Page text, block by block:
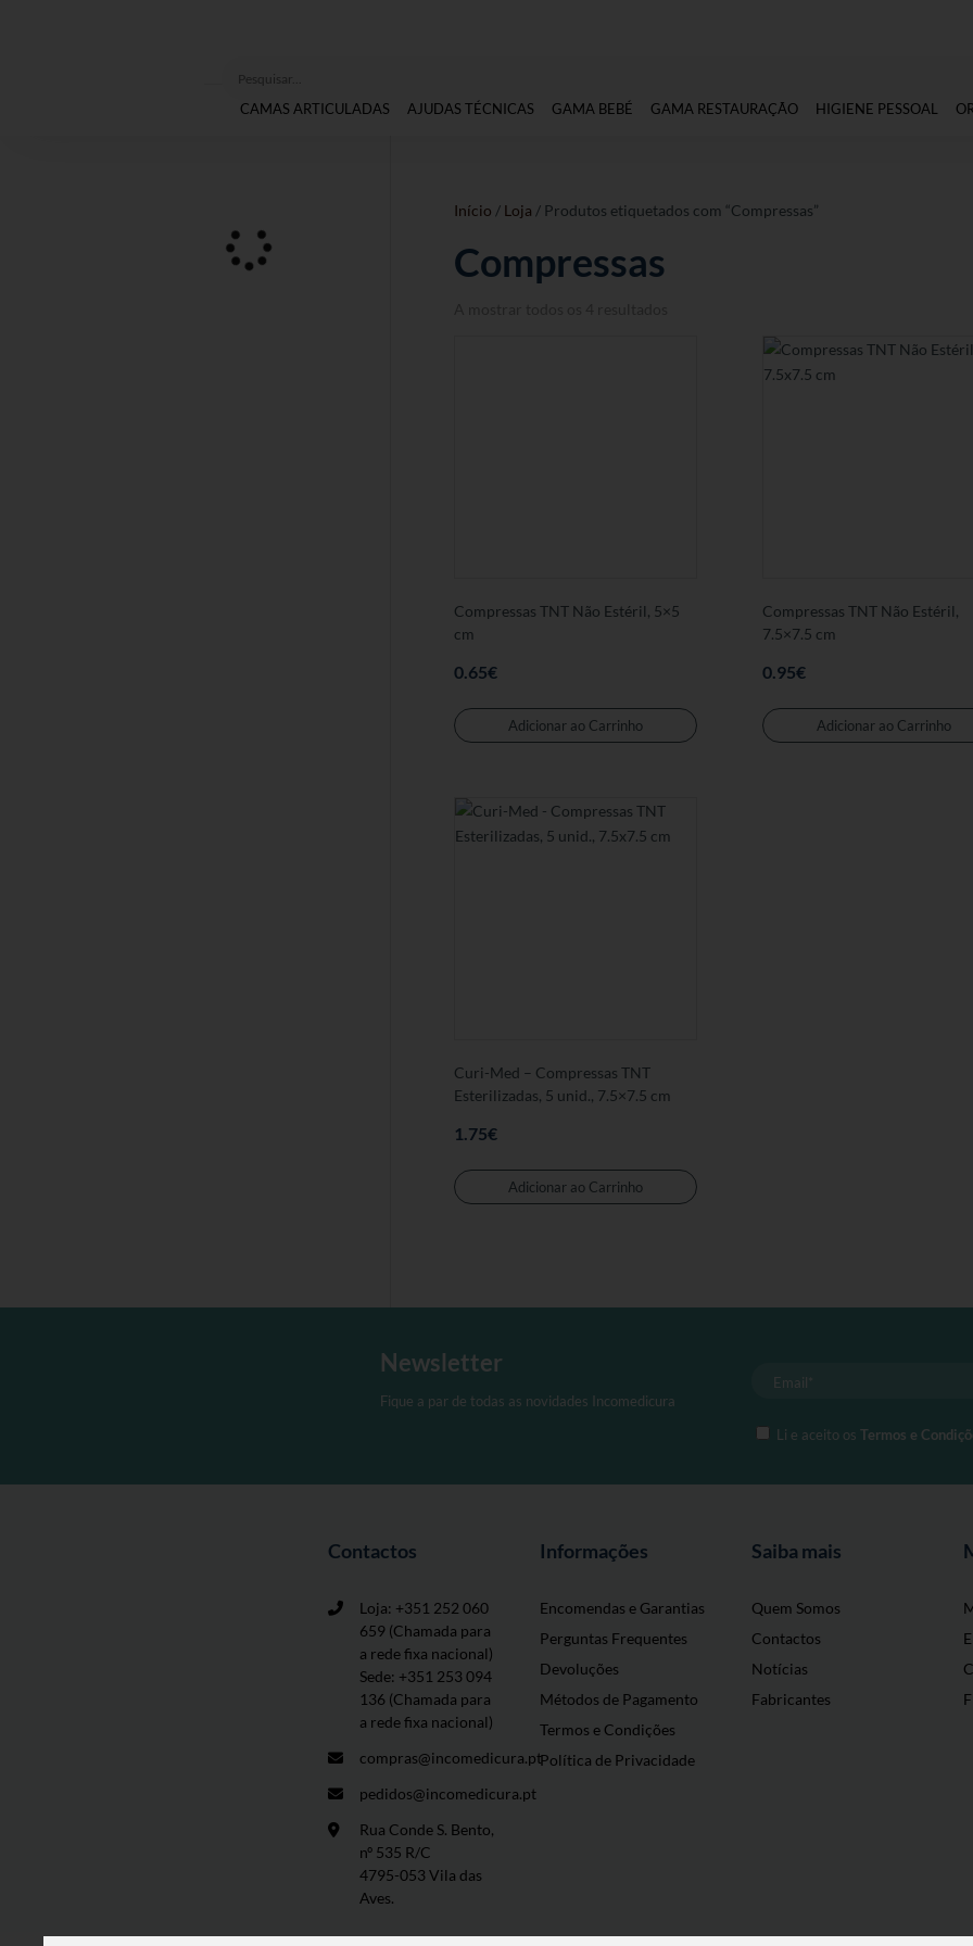
CAMAS ARTICULADAS AJUDAS TÉCNICAS GAMA BEBÉ GAMA RESTAURAÇÃO HIGIENE PESSOAL
Início / Loja / Produtos etiquetados com “Compressas”
Compressas
Compressas TNT Não Estéril, 5×5
cm
0.65€
Adicionar ao Carrinho
Compressas TNT Não Estéril,
7.5×7.5 cm
0.95€
Adicionar ao Carrinho
Curi-Med – Compressas TNT
Esterilizadas, 5 unid., 7.5×7.5 cm
1.75€
Adicionar ao Carrinho
Newsletter
Fique a par de todas as novidades Incomedicura
Li e aceito osTermos e
Contactos
Loja: +351 252 060
659 (Chamada para
a rede fixa nacional)
Sede: +351 253 094
136 (Chamada para
a rede fixa nacional)
compras@incomedicura.pt
pedidos@incomedicura.pt
Rua Conde S. Bento,
nº 535 R/C
4795-053 Vila das
Aves.
Informações
Encomendas e Garantias
Perguntas Frequentes
Devoluções
Métodos de Pagamento
Termos e Condições
Política de Privacidade
Saiba mais
Quem Somos
Contactos
Notícias
Fabricantes